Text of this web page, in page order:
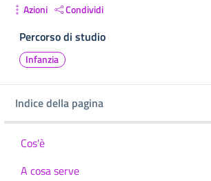
Azioni Condividi
Percorso di studio
Infanzia
Indice della pagina
Indice della pagina
Cos'è
A cosa serve